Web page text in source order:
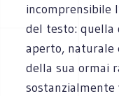
incomprensibile
del testo: quella
aperto, naturale
della sua ormai
sostanzialmente